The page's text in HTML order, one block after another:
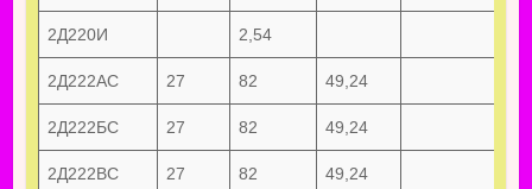
2Д220И 2,54
2Д222АС 27 82 49,24
2Д222БС 27 82 49,24
2Д222ВС 27 82 49,24